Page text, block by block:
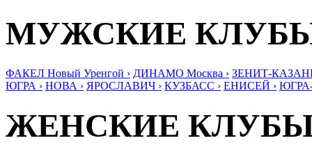
МУЖСКИЕ
ФАКЕЛ Новый Уренгой › ДИНАМО Москва › ЗЕНИТ-
ЮГРА › НОВА › ЯРОСЛАВИЧ › КУЗБАСС › ЕНИСЕЙ ›
ЖЕНСКИЕ